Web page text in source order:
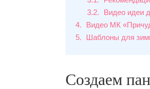
3.2
Видео идеи
4
Видео МК
5
Шаблоны для
Создаем